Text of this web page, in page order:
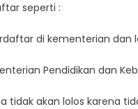
seperti :
di kementerian
Pendidikan dan
tidak akan lolos karena